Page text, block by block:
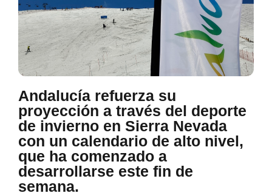
Andalucía refuerza su
proyección a través del deporte
de invierno en Sierra Nevada
con un calendario de alto nivel,
que ha comenzado a
desarrollarse este fin de
semana.